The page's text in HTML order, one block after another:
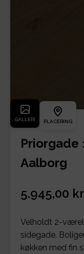
GALLERI PLACERING
Priorgade
Aalborg
5.945,00
Velholdt 2-
sidegade.
køkken med fin